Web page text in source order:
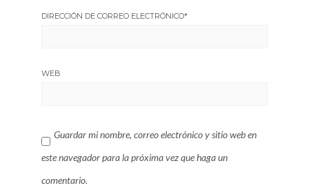
DIRECCIÓN DE CORREO ELECTRÓNICO*
WEB
Guardar mi nombre, correo electrónico y sitio web en
este navegador para la próxima vez que haga un
comentario.